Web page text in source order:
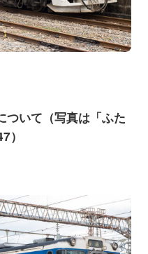
ついて（写真は「ふた
）